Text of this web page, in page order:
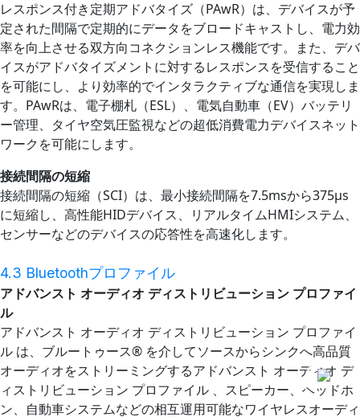
レスポンス付き定期アドバタイズ（PAwR）は、デバイスが予
定された間隔で定期的にデータをブロードキャストし、電力効
率を向上させる双方向コネクションレス機能です。また、デバ
イスがアドバタイズメントに対するレスポンスを受信すること
を可能にし、より効率的でインタラクティブな通信を実現しま
す。PAwRは、電子棚札（ESL）、電気自動車（EV）バッテリ
ー管理、タイヤ空気圧監視などの超低消費電力デバイスネット
ワークを可能にします。
接続間隔の短縮
接続間隔の短縮（SCI）は、最小接続間隔を7.5msから375μs
に短縮し、高性能HIDデバイス、リアルタイムHMIシステム、
センサーなどのデバイスの応答性を高速化します。
4.3 Bluetoothプロファイル
アドバンスト オーディオ ディストリビューション プロファイ
ル
アドバンスト オーディオ ディストリビューション プロファイ
ル は、ブルートゥース® を介してソースからシンクへ高品質
オーディオをストリーミングするアドバンスト オーディオ デ
ィストリビューション プロファイル 、スピーカー、ヘッドホ
ン、自動車システムなどの相互運用可能なワイヤレスオーディ